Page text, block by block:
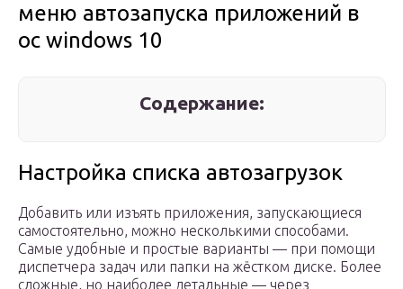
меню автозапуска приложений в
ос windows 10
Содержание:
Настройка списка автозагрузок
Добавить или изъять приложения, запускающиеся
самостоятельно, можно несколькими способами.
Самые удобные и простые варианты — при помощи
диспетчера задач или папки на жёстком диске. Более
сложные, но наиболее детальные — через